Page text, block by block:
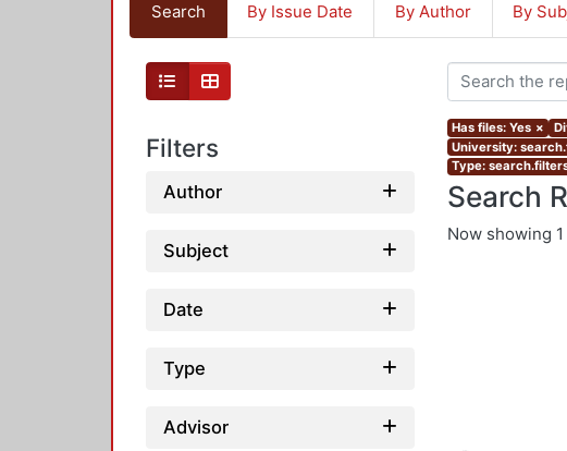
Search By Issue Date By Author By
Filters
Author
Subject
Date
Type
Advisor
Has files: Yes ×
University:
Type:
Search
Now showing